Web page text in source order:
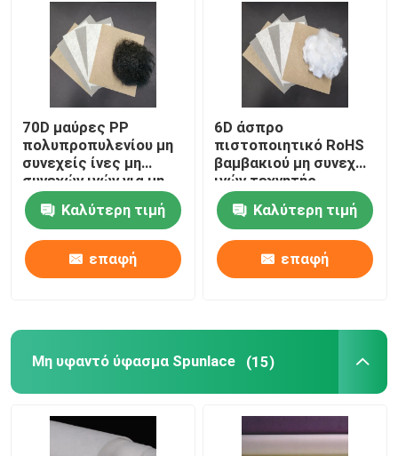
Γύρος εργοστασίων
Ποιοτικός έλεγχος
επαφή
Ζητήστε ένα απόσπασμα
Viscose μη συνεχείς ίνες
Συρραπτικές ίνες από ανακυκλωμένο πολυεστέρα
Συρραπτικές ίνες πολυπροπυλενίου
Μη υφαντό ύφασμα Spunlace
70D μαύρες PP
πολυπροπυλενίου μη
συνεχείς ίνες μη
συνεχών ινών για μη
υφανθε'ντα
Καλύτερη τιμή
επαφή
6D άσπρο
πιστοποιητικό RoHS
βαμβακιού μη συνεχών
ινών τεχνητής
μέταξας για τον
τάπηταΚαλύτερη τιμή
επαφή
Μη υφαντό ύφασμα Spunlace (15)